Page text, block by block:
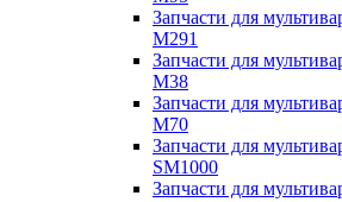
Запчасти для
M291
Запчасти для
M38
Запчасти для
M70
Запчасти для
SM1000
Запчасти для